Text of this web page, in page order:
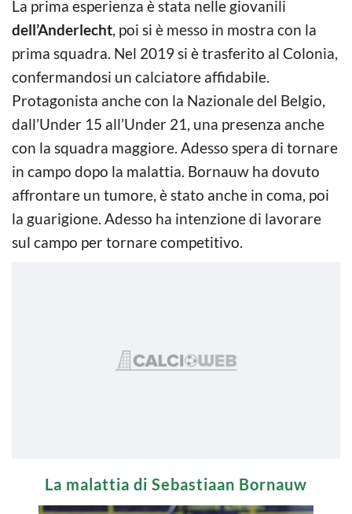
La prima esperienza è stata nelle giovanili
dell’Anderlecht, poi si è messo in mostra con la
prima squadra. Nel 2019 si è trasferito al Colonia,
confermandosi un calciatore affidabile.
Protagonista anche con la Nazionale del Belgio,
dall’Under 15 all’Under 21, una presenza anche
con la squadra maggiore. Adesso spera di tornare
in campo dopo la malattia. Bornauw ha dovuto
affrontare un tumore, è stato anche in coma, poi
la guarigione. Adesso ha intenzione di lavorare
sul campo per tornare competitivo.
La malattia di Sebastiaan Bornauw